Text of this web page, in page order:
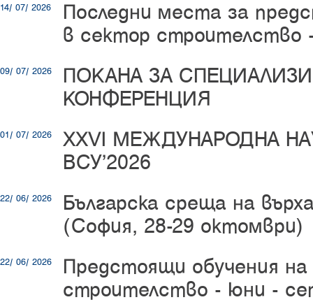
14/ 07/ 2026
Последни места за
в сектор строителство
09/ 07/ 2026
ПОКАНА ЗА
КОНФЕРЕНЦИЯ
01/ 07/ 2026
XXVI МЕЖДУНАРОДНА
ВСУ’2026
22/ 06/ 2026
Българска среща на
(София, 28-29 октомври)
22/ 06/ 2026
Предстоящи обучения
строителство - юни -